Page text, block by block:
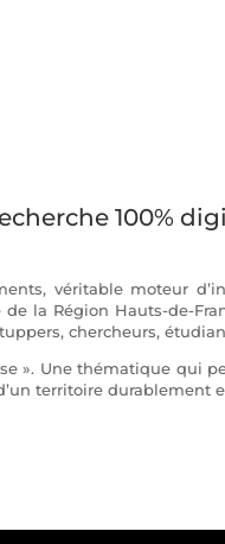
100%
véritable moteur
la Région Hauts-de-
chercheurs,
». Une thématique qui
territoire durablement